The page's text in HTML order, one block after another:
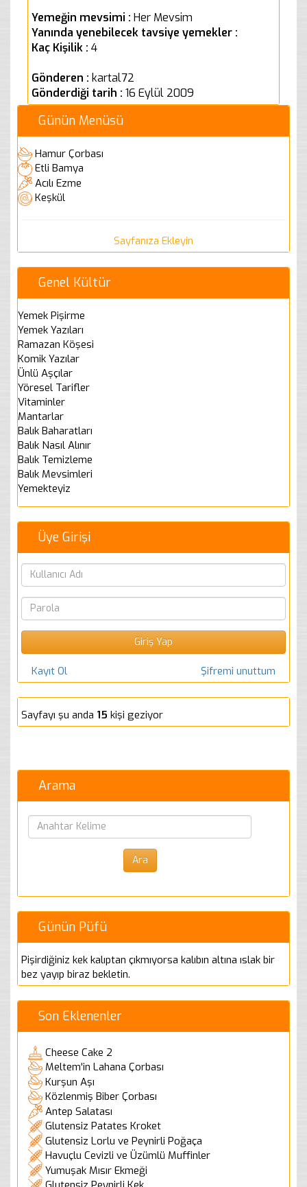
Yemeğin mevsimi : Her Mevsim
Yanında yenebilecek tavsiye yemekler :
Kaç Kişilik : 4
Gönderen : kartal72
Gönderdiği tarih : 16 Eylül 2009
Günün Menüsü
Hamur Çorbası
Etli Bamya
Acılı Ezme
Keşkül
Sayfanıza Ekleyin
Genel Kültür
Yemek Pişirme
Yemek Yazıları
Ramazan Köşesi
Komik Yazılar
Ünlü Aşçılar
Yöresel Tarifler
Vitaminler
Mantarlar
Balık Baharatları
Balık Nasıl Alınır
Balık Temizleme
Balık Mevsimleri
Yemekteyiz
Üye Girişi
Kayıt Ol Şifremi unuttum
Sayfayı şu anda 15 kişi geziyor
Arama
Günün Püfü
Pişirdiğiniz kek kalıptan çıkmıyorsa kalıbın altına ıslak bir
bez yayıp biraz bekletin.
Son Eklenenler
Cheese Cake 2
Meltem'in Lahana Çorbası
Kurşun Aşı
Közlenmiş Biber Çorbası
Antep Salatası
Glutensiz Patates Kroket
Glutensiz Lorlu ve Peynirli Poğaça
Havuçlu Cevizli ve Üzümlü Muffinler
Yumuşak Mısır Ekmeği